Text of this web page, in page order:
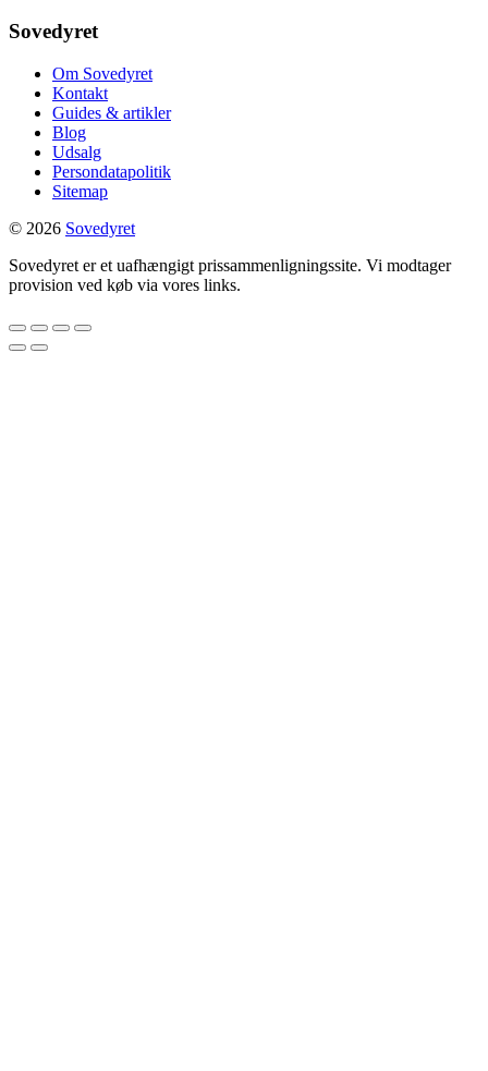
Sovedyret
Om Sovedyret
Kontakt
Guides & artikler
Blog
Udsalg
Persondatapolitik
Sitemap
© 2026 Sovedyret
Sovedyret er et uafhængigt prissammenligningssite. Vi modtager
provision ved køb via vores links.